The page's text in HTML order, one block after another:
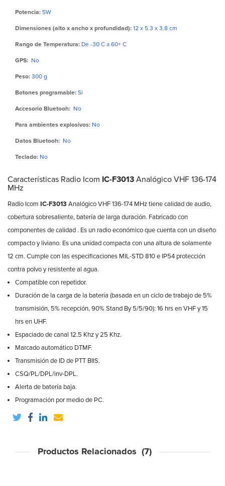
Potencia: 5W
Dimensiones (alto x ancho x profundidad): 12 x 5.3 x 3.8 cm
Rango de Temperatura: De -30 C a 60+ C
GPS: No
Peso: 300 g
Botones programable: Si
Accesorio Bluetooh: No
Para ambientes explosivos: No
Datos Bluetooh: No
Teclado: No
Características Radio Icom IC-F3013 Analógico VHF 136-174
MHz
Radio Icom IC-F3013 Analógico VHF 136-174 MHz tiene calidad de audio,
cobertura sobresaliente, batería de larga duración. Fabricado con
componentes de calidad . Es un radio económico que cuenta con un diseño
compacto y liviano. Es una unidad compacta con una altura de solamente
12 cm. Cumple con las especificaciones MIL-STD 810 e IP54 protección
contra polvo y resistente al agua.
Compatible con repetidor.
Duración de la carga de la batería (basada en un ciclo de trabajo de 5%
transmisión, 5% recepción, 90% Stand By 5/5/90): 16 hrs en VHF y 15
hrs en UHF.
Espaciado de canal 12.5 Khz y 25 Khz.
Marcado automático DTMF.
Transmisión de ID de PTT BIIS.
CSQ/PL/DPL/inv-DPL.
Alerta de batería baja.
Programación por medio de PC.
Productos Relacionados (7)